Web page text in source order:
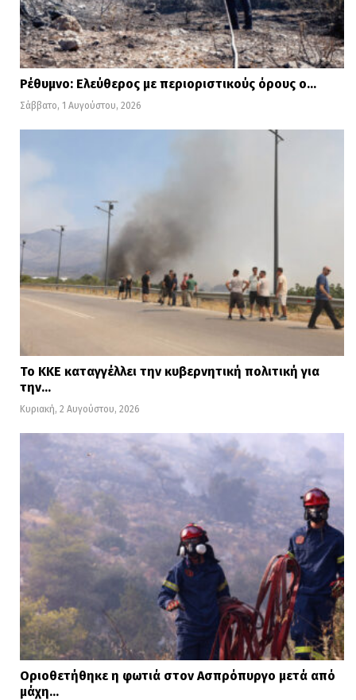
Ρέθυμνο: Ελεύθερος με περιοριστικούς όρους ο…
Σάββατο, 1 Αυγούστου, 2026
Το ΚΚΕ καταγγέλλει την κυβερνητική πολιτική για
την…
Κυριακή, 2 Αυγούστου, 2026
Οριοθετήθηκε η φωτιά στον Ασπρόπυργο μετά από
μάχη…